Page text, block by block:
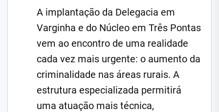
A implantação da Delegacia em
Varginha e do Núcleo em Três Pontas
vem ao encontro de uma realidade
cada vez mais urgente: o aumento da
criminalidade nas áreas rurais. A
estrutura especializada permitirá
uma atuação mais técnica,